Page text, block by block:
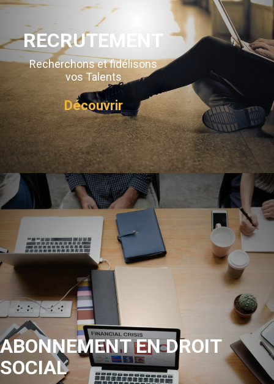
RECRUTEMENT
Recherchons et fidélisons
vos Talents
Découvrir
ABONNEMENT EN DROIT
SOCIAL